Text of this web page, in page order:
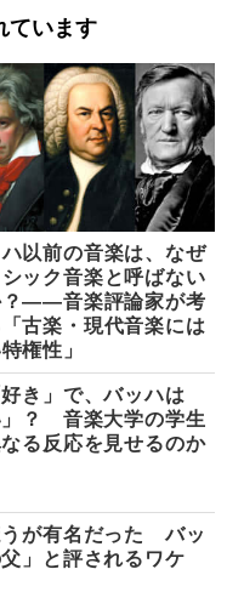
ています
以前の音楽は、なぜ
ック音楽と呼ばない
？――音楽評論家が考
古楽・現代音楽には
権性」
き」で、バッハは
」？ 音楽大学の学生
る反応を見せるのか
うが有名だった バッ
」と評されるワケ